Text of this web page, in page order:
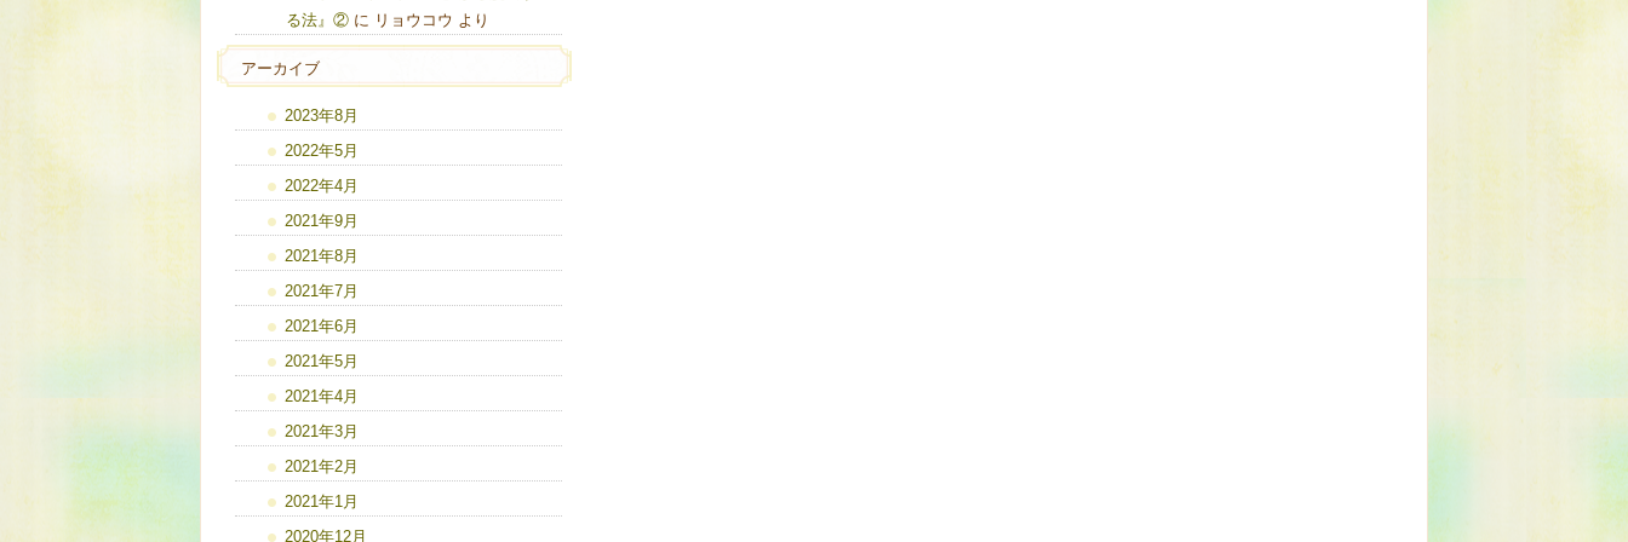
る法』② に リョウコウ より
アーカイブ
2023年8月
2022年5月
2022年4月
2021年9月
2021年8月
2021年7月
2021年6月
2021年5月
2021年4月
2021年3月
2021年2月
2021年1月
2020年12月